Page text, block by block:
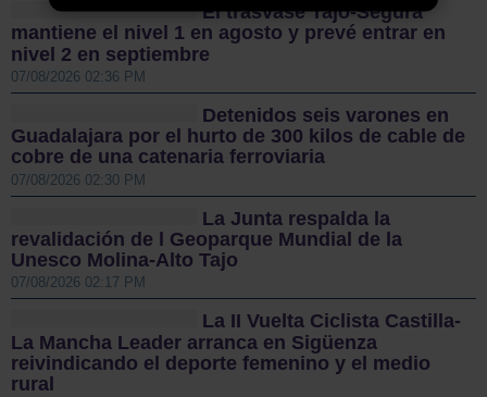
El trasvase Tajo-Segura
mantiene el nivel 1 en agosto y prevé entrar en
nivel 2 en septiembre
07/08/2026 02:36 PM
Detenidos seis varones en
Guadalajara por el hurto de 300 kilos de cable de
cobre de una catenaria ferroviaria
07/08/2026 02:30 PM
La Junta respalda la
revalidación de l Geoparque Mundial de la
Unesco Molina-Alto Tajo
07/08/2026 02:17 PM
La II Vuelta Ciclista Castilla-
La Mancha Leader arranca en Sigüenza
reivindicando el deporte femenino y el medio
rural